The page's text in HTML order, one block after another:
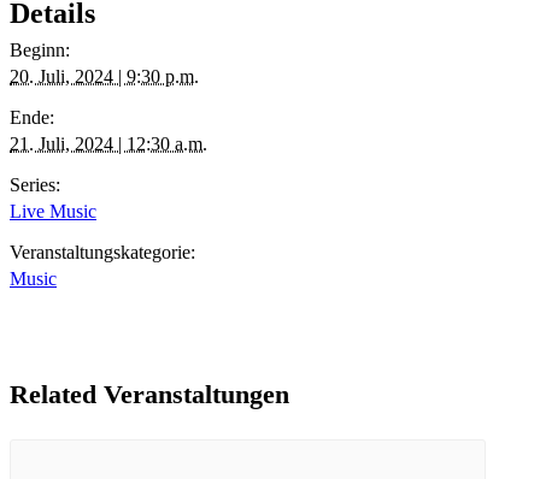
Details
Beginn:
20. Juli, 2024 | 9:30 p.m.
Ende:
21. Juli, 2024 | 12:30 a.m.
Series:
Live Music
Veranstaltungskategorie:
Music
Related Veranstaltungen